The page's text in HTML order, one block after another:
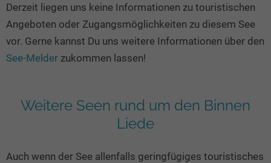
Niederlande
Schweden
Norwegen
Derzeit liegen uns keine Informationen zu touristischen
Angeboten oder Zugangsmöglichkeiten zu diesem See
vor. Gerne kannst Du uns weitere Informationen über den
See-Melder zukommen lassen!
Weitere Seen rund um den Binnen
Liede
Auch wenn der See allenfalls geringfügiges touristisches